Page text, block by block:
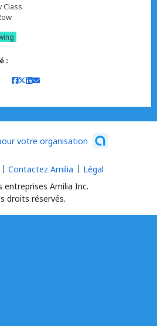
Class
:
votre organisation
entreprises Amilia Inc.
droits réservés.
Contactez Amilia Légal